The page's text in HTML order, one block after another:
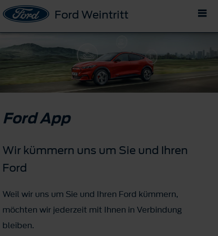
Ford Weintritt
Ford App
Wir kümmern uns um Sie und Ihren
Ford
Weil wir uns um Sie und Ihren Ford kümmern,
möchten wir jederzeit mit Ihnen in Verbindung
bleiben.